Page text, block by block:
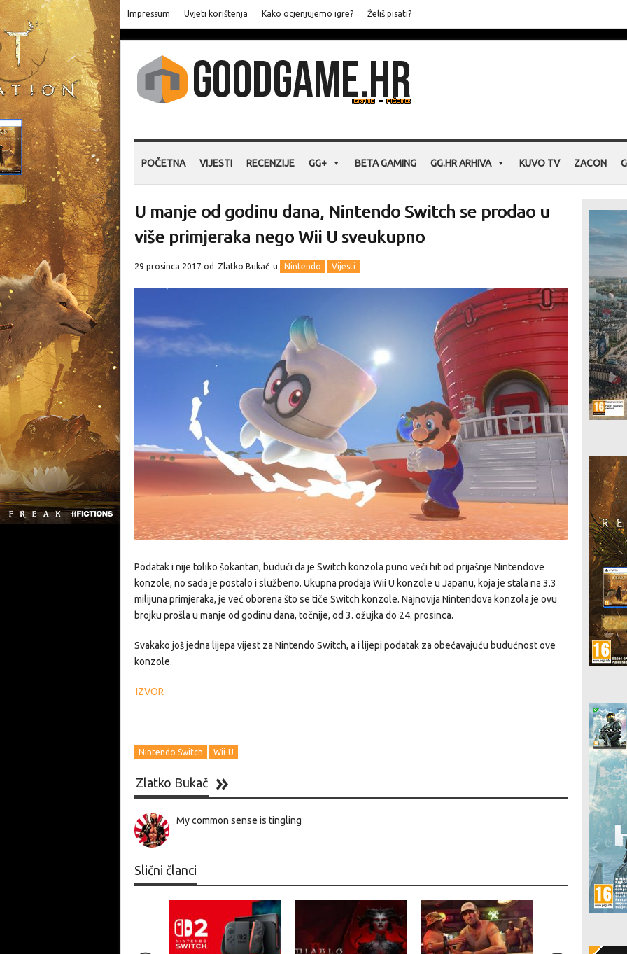
Impressum Uvjeti korištenja Kako ocjenjujemo igre? Želiš pisati?
POČETNA VIJESTI RECENZIJE GG+ BETA GAMING GG.HR ARHIVA KUVO TV ZACON
U manje od godinu dana, Nintendo Switch se prodao u
više primjeraka nego Wii U sveukupno
29 prosinca 2017 od Zlatko Bukač u Nintendo Vijesti
Podatak i nije toliko šokantan, budući da je Switch konzola puno veći hit od prijašnje Nintendove
konzole, no sada je postalo i službeno. Ukupna prodaja Wii U konzole u Japanu, koja je stala na 3.3
milijuna primjeraka, je već oborena što se tiče Switch konzole. Najnovija Nintendova konzola je ovu
brojku prošla u manje od godinu dana, točnije, od 3. ožujka do 24. prosinca.
Svakako još jedna lijepa vijest za Nintendo Switch, a i lijepi podatak za obećavajuću budućnost ove
konzole.
IZVOR
Nintendo Switch Wii-U
Zlatko Bukač
My common sense is tingling
Slični članci